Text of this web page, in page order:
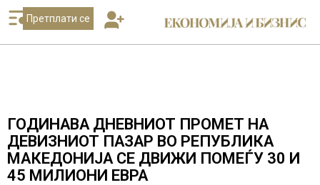
Претплати се
ГОДИНАВА ДНЕВНИОТ ПРОМЕТ НА
ДЕВИЗНИОТ ПАЗАР ВО РЕПУБЛИКА
МАКЕДОНИЈА СЕ ДВИЖИ ПОМЕЃУ 30 И
45 МИЛИОНИ ЕВРА